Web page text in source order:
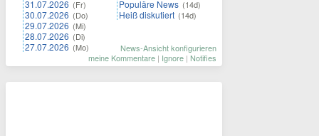
31.07.2026 (Fr)
30.07.2026 (Do)
29.07.2026 (Mi)
28.07.2026 (Di)
27.07.2026 (Mo)
Populäre News (14d)
Heiß diskutiert (14d)
News-Ansicht konfigurieren
meine Kommentare | Ignore | Notifies